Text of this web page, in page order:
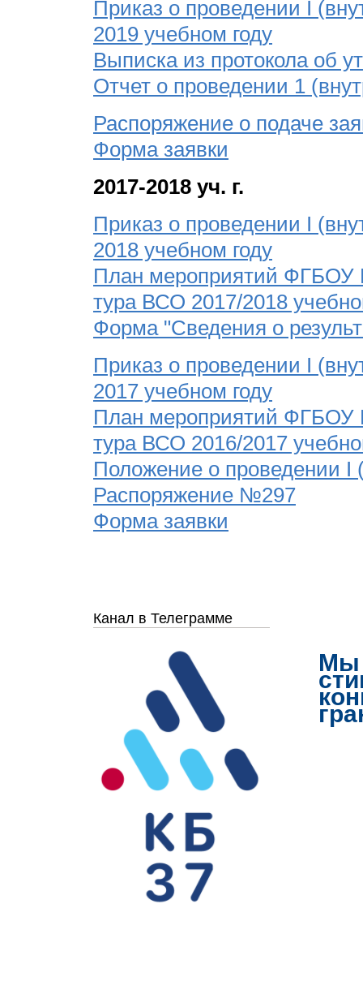
Приказ о проведении I
2019 учебном году
Выписка из протокола об
Отчет о проведении 1
Распоряжение о подаче
Форма заявки
2017-2018 уч. г.
Приказ о проведении I
2018 учебном году
План мероприятий ФГБОУ
тура ВСО 2017/2018
Форма "Сведения о
Приказ о проведении I
2017 учебном году
План мероприятий ФГБОУ
тура ВСО 2016/2017
Положение о проведении I
Распоряжение №297
Форма заявки
Канал в Телеграмме
Мы